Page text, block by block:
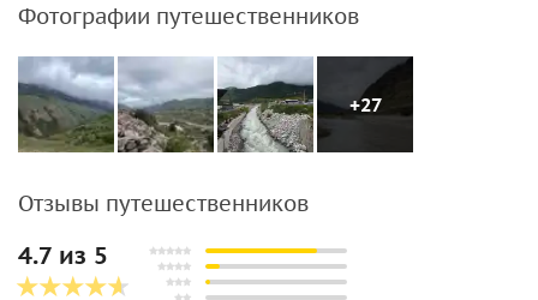
Фотографии путешественников
+27
Отзывы путешественников
4.7 из 5